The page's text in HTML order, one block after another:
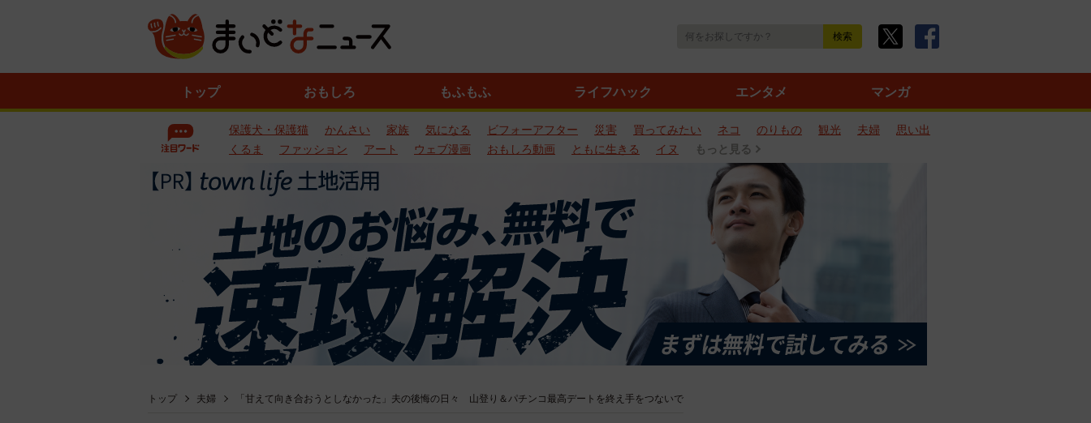
トップ おもしろ もふもふ ライフハック エンタメ マンガ
保護犬・保護猫 かんさい 家族 気になる ビフォーアフター 災害 買ってみたい ネコ のりもの 観光 夫婦
思い出
くるま
ファッション アート ウェブ漫画 おもしろ動画 ともに生きる イヌ もっと見る
トップ 夫婦 「甘えて向き合おうとしなかった」夫の後悔の日々 山登り＆パチンコ最高デートを終え手をつないで